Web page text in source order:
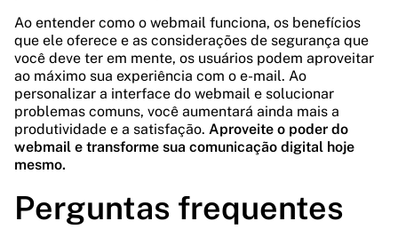
Ao entender como o webmail funciona, os benefícios
que ele oferece e as considerações de segurança que
você deve ter em mente, os usuários podem aproveitar
ao máximo sua experiência com o e-mail. Ao
personalizar a interface do webmail e solucionar
problemas comuns, você aumentará ainda mais a
produtividade e a satisfação. Aproveite o poder do
webmail e transforme sua comunicação digital hoje
mesmo.
Perguntas frequentes